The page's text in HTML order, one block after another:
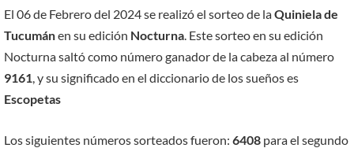
El 06 de Febrero del 2024 se realizó el sorteo de laQuiniela de
Tucumánen su edición Nocturna. Este sorteo en su edición
Nocturna saltó como número ganador de la cabeza al número
9161, y su significado en el diccionario de los sueños es
Escopetas
Los siguientes números sorteados fueron: 6408 para el segundo